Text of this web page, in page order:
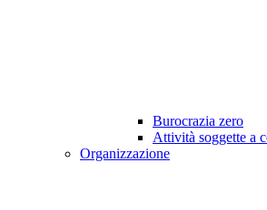
Burocrazia zero
Attività soggette a
Organizzazione